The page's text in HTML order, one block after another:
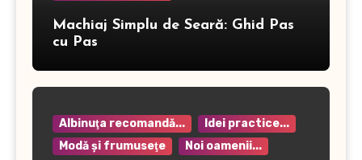
Machiaj Simplu de Seară: Ghid Pas
cu Pas
Albinuţa recomandă...
Idei practice...
Modă şi frumuseţe
Noi oamenii...